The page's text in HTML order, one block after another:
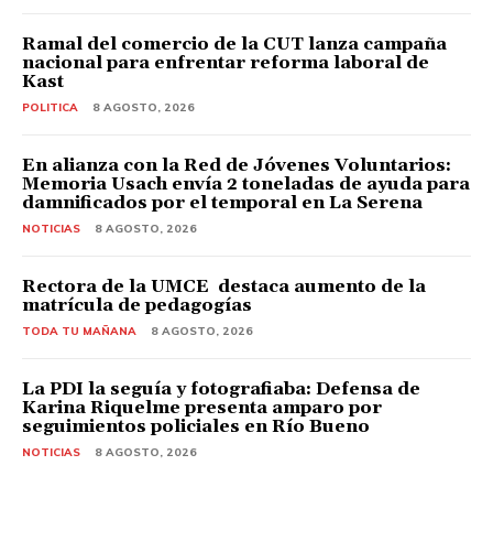
Ramal del comercio de la CUT lanza campaña
nacional para enfrentar reforma laboral de
Kast
POLITICA 8 AGOSTO, 2026
En alianza con la Red de Jóvenes Voluntarios:
Memoria Usach envía 2 toneladas de ayuda para
damnificados por el temporal en La Serena
NOTICIAS 8 AGOSTO, 2026
Rectora de la UMCE destaca aumento de la
matrícula de pedagogías
TODA TU MAÑANA 8 AGOSTO, 2026
La PDI la seguía y fotografiaba: Defensa de
Karina Riquelme presenta amparo por
seguimientos policiales en Río Bueno
NOTICIAS 8 AGOSTO, 2026